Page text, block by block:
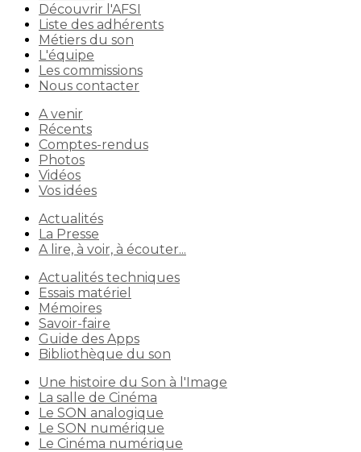
Découvrir l'AFSI
Liste des adhérents
Métiers du son
L'équipe
Les commissions
Nous contacter
A venir
Récents
Comptes-rendus
Photos
Vidéos
Vos idées
Actualités
La Presse
A lire, à voir, à écouter...
Actualités techniques
Essais matériel
Mémoires
Savoir-faire
Guide des Apps
Bibliothèque du son
Une histoire du Son à l'Image
La salle de Cinéma
Le SON analogique
Le SON numérique
Le Cinéma numérique